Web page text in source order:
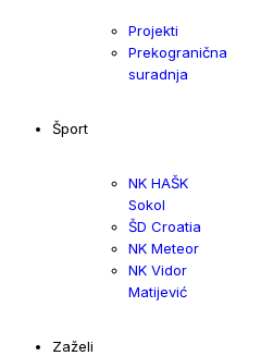
Projekti
Prekogranična
suradnja
Šport
NK HAŠK
Sokol
ŠD Croatia
NK Meteor
NK Vidor
Matijević
Zaželi